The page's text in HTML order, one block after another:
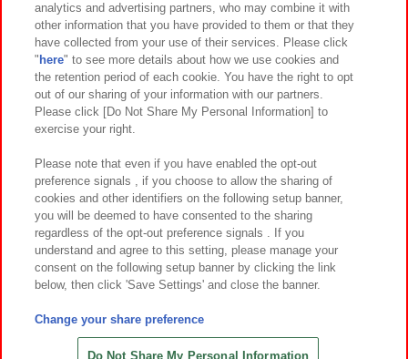
関連会社 サステナビリティ サイトポリシー
プライバシーポリシー ウェブアクセシビリティ方針と検証結果
お取引先さまとともに
カスタマーハラスメント対応方針 よくあるご質問・お問い合わせ
©Bandai Namco Amusement Inc.
©Bandai Namco Amusement Lab Inc.
©HANAYASHIKI Co., Ltd. All Rights Reserved.
analytics and advertising partners, who may combine it with
other information that you have provided to them or that they
have collected from your use of their services. Please click
" here" to see more details about how we use cookies and
the retention period of each cookie. You have the right to opt
out of our sharing of your information with our partners.
Please click [Do Not Share My Personal Information] to
exercise your right.
Please note that even if you have enabled the opt-out
preference signals , if you choose to allow the sharing of
cookies and other identifiers on the following setup banner,
you will be deemed to have consented to the sharing
regardless of the opt-out preference signals . If you
understand and agree to this setting, please manage your
consent on the following setup banner by clicking the link
below, then click 'Save Settings' and close the banner.
Change your share preference
Do Not Share My Personal Information